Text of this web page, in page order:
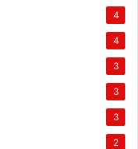
4
4
3
3
3
2